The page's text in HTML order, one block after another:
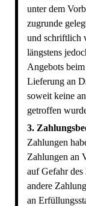
unter dem
zugrunde
und schriftlich
längstens
Angebots
Lieferung an
soweit keine
getroffen
3.
Zahlungen
Zahlungen an
auf Gefahr des
andere
an